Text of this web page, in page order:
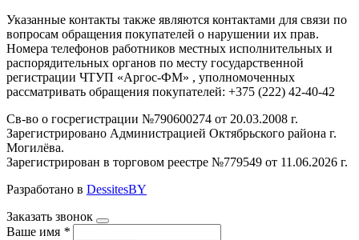
Указанные контакты также являются контактами для связи по
вопросам обращения покупателей о нарушении их прав.
Номера телефонов работников местных исполнительных и
распорядительных органов по месту государственной
регистрации ЧТУП «Аргос-ФМ» , уполномоченных
рассматривать обращения покупателей: +375 (222) 42-40-42
Св-во о госрегистрации №790600274 от 20.03.2008 г.
Зарегистрировано Администрацией Октябрьского района г.
Могилёва.
Зарегистрирован в торговом реестре №779549 от 11.06.2026 г.
Разработано в DessitesBY
Заказать звонок
Ваше имя *